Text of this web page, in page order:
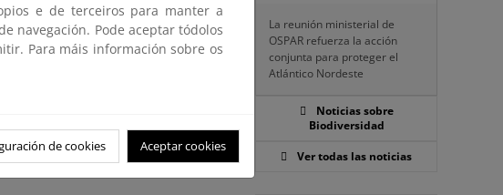
La reunión ministerial de
OSPAR refuerza la acción
conjunta para proteger el
Atlántico Nordeste
Noticias sobre
Biodiversidad
Ver todas las noticias
e de terceiros para manter a
navegación. Pode aceptar tódolos
Para máis información sobre os
de cookies Aceptar cookies